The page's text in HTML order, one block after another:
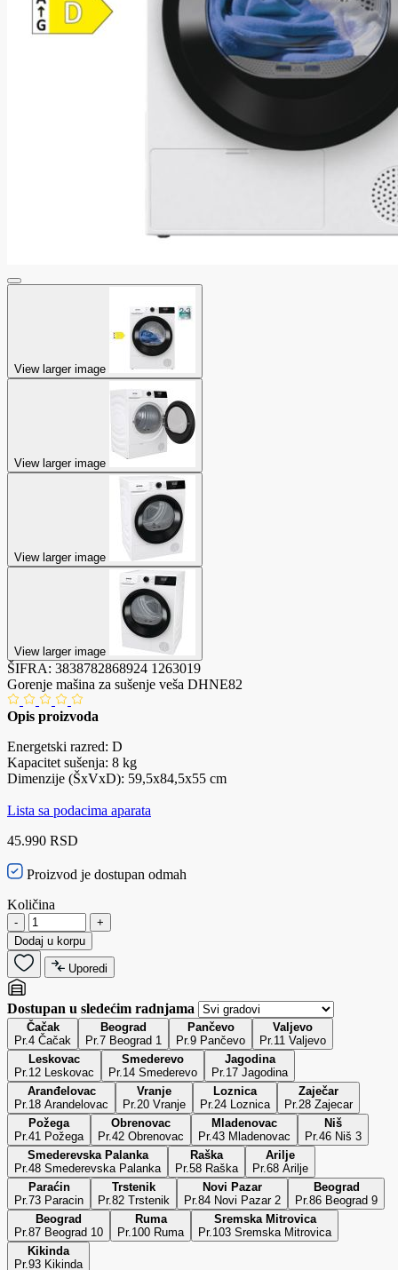
View larger image
View larger image
View larger image
View larger image
ŠIFRA: 3838782868924 1263019
Gorenje mašina za sušenje veša DHNE82
Opis proizvoda
Energetski razred: D
Kapacitet sušenja: 8 kg
Dimenzije (ŠxVxD): 59,5x84,5x55 cm
Lista sa podacima aparata
45.990 RSD
Proizvod je dostupan odmah
Količina
-
+
Dodaj u korpu
Uporedi
Dostupan u sledećim radnjama
Čačak
Pr.4 Čačak
Beograd
Pr.7 Beograd 1
Pančevo
Pr.9 Pančevo
Valjevo
Pr.11 Valjevo
Leskovac
Pr.12 Leskovac
Smederevo
Pr.14 Smederevo
Jagodina
Pr.17 Jagodina
Aranđelovac
Pr.18 Arandelovac
Vranje
Pr.20 Vranje
Loznica
Pr.24 Loznica
Zaječar
Pr.28 Zajecar
Požega
Pr.41 Požega
Obrenovac
Pr.42 Obrenovac
Mladenovac
Pr.43 Mladenovac
Niš
Pr.46 Niš 3
Smederevska Palanka
Pr.48 Smederevska Palanka
Raška
Pr.58 Raška
Arilje
Pr.68 Arilje
Paraćin
Pr.73 Paracin
Trstenik
Pr.82 Trstenik
Novi Pazar
Pr.84 Novi Pazar 2
Beograd
Pr.86 Beograd 9
Beograd
Pr.87 Beograd 10
Ruma
Pr.100 Ruma
Sremska Mitrovica
Pr.103 Sremska Mitrovica
Kikinda
Pr.93 Kikinda